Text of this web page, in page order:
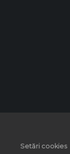
Setări cookies